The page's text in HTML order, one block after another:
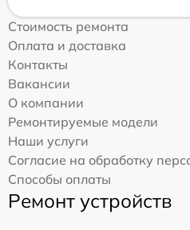
Стоимость ремонта
Оплата и доставка
Контакты
Вакансии
О компании
Ремонтируемые модели
Наши услуги
Согласие на обработку
Способы оплаты
Ремонт устройств